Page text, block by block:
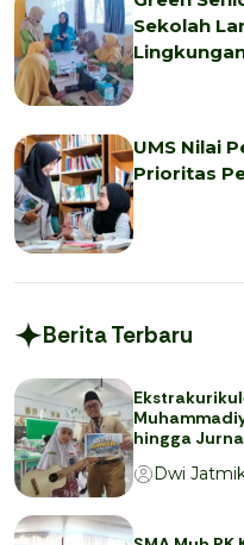
Sekolah
UMS Nilai
Prioritas
Berita Terbaru
hingga
Dwi